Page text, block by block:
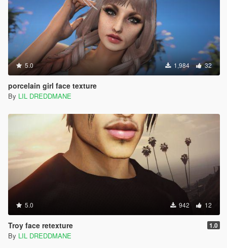
5.0 1,984 32
porcelain girl face texture
By LIL DREDDMANE
5.0 942 12
Troy face retexture 1.0
By LIL DREDDMANE